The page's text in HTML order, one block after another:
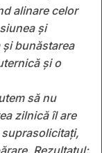
alinare celor
și
bunăstarea
și o
să nu
zilnică îl are
Rezultatul: